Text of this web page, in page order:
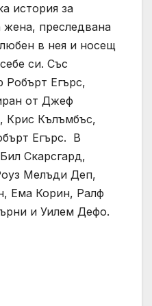
история за
жена, преследвана
в нея и носещ
си. Със
Робърт Егърс,
от Джеф
Крис Кълъмбъс,
Егърс. В
Скарсгард,
Мелъди Деп,
Ема Корин, Ралф
и Уилем Дефо.